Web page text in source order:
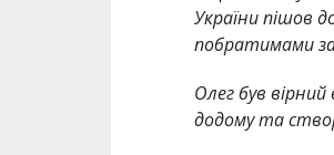
України пішов
побратимами
Олег був
додому та